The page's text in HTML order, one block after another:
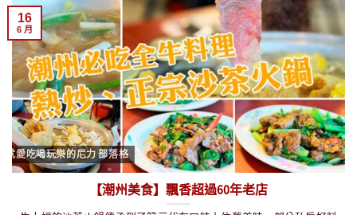
就愛吃喝玩樂的尼力 部落格
【潮州美食】飄香超過60年老店
16
6 月